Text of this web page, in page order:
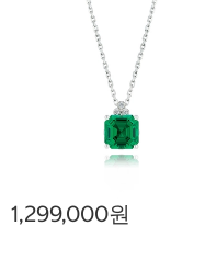
1,299,000원